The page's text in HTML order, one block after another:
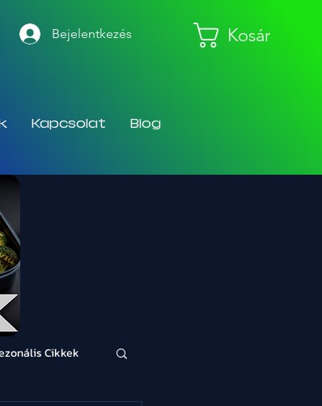
Bejelentkezés Kosár
Kapcsolat Blog
Cikkek